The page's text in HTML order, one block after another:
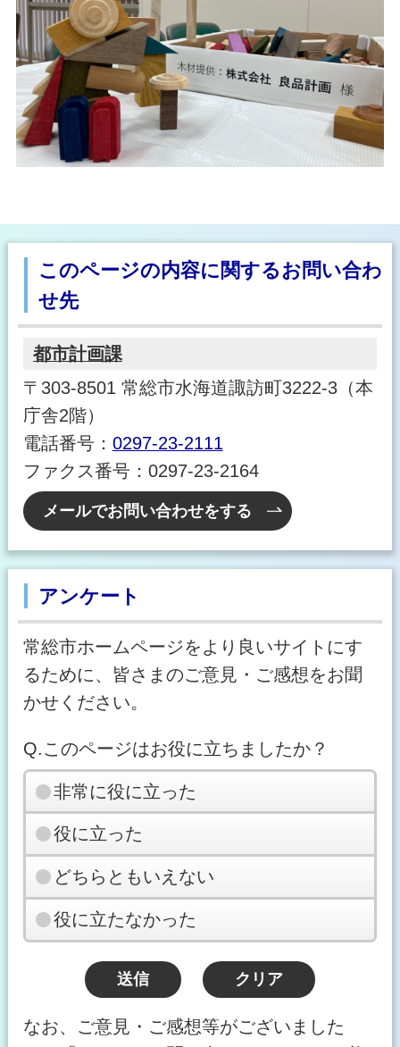
このページの内容に関するお問い合わ
せ先
都市計画課
〒303-8501 常総市水海道諏訪町3222-3（本
庁舎2階）
電話番号： 0297-23-2111
ファクス番号：0297-23-2164
メールでお問い合わせをする
アンケート
常総市ホームページをより良いサイトにす
るために、皆さまのご意見・ご感想をお聞
かせください。
Q.このページはお役に立ちましたか？
非常に役に立った
役に立った
どちらともいえない
役に立たなかった
なお、ご意見・ご感想等がございました